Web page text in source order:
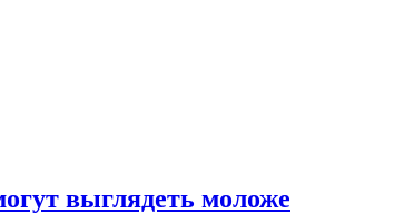
выглядеть моложе